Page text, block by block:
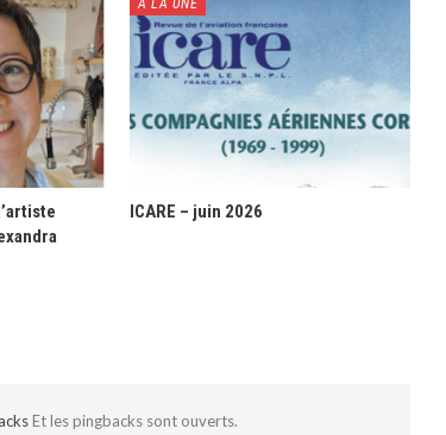
À LA UNE
ICARE – juin 2026
Et les pingbacks sont ouverts.